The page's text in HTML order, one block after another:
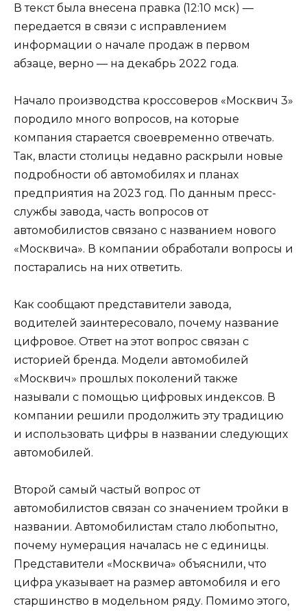
В текст была внесена правка (12:10 мск) —
передается в связи с исправлением
информации о начале продаж в первом
абзаце, верно — на декабрь 2022 года.
Начало производства кроссоверов «Москвич 3»
породило много вопросов, на которые
компания старается своевременно отвечать.
Так, власти столицы недавно раскрыли новые
подробности об автомобилях и планах
предприятия на 2023 год. По данным пресс-
службы завода, часть вопросов от
автомобилистов связано с названием нового
«Москвича». В компании обработали вопросы и
постарались на них ответить.
Как сообщают представители завода,
водителей заинтересовало, почему название
цифровое. Ответ на этот вопрос связан с
историей бренда. Модели автомобилей
«Москвич» прошлых поколений также
называли с помощью цифровых индексов. В
компании решили продолжить эту традицию
и использовать цифры в названии следующих
автомобилей.
Второй самый частый вопрос от
автомобилистов связан со значением тройки в
названии. Автомобилистам стало любопытно,
почему нумерация началась не с единицы.
Представители «Москвича» объяснили, что
цифра указывает на размер автомобиля и его
старшинство в модельном ряду. Помимо этого,